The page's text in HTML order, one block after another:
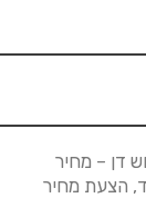
דן – מחיר
הצעת מחיר